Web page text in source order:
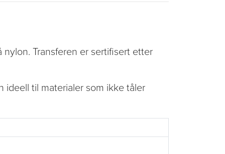
Transferen er sertifisert etter
til materialer som ikke tåler